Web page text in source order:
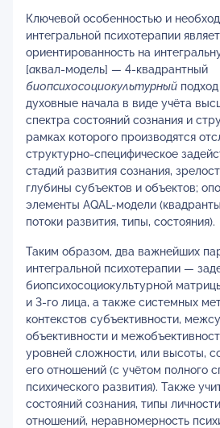
Ключевой особенностью и
интегральной психотерапии
ориентированность на
[аквал-модель] — 4-квадрантный
биопсихосоциокультурный
духовные начала в виде учёта
спектра состояний сознания и
рамках которого производятся
структурно-специфическое
стадий развития сознания,
глубины субъектов и объектов;
элементы AQAL-модели
потоки развития, типы, состояния).
Таким образом, два важнейших
интегральной психотерапии —
биопсихосоциокультурной
и 3-го лица, а также системных
контекстов субъективности,
объективности и
уровней сложности, или высоты,
его отношений (с учётом полного
психического развития). Также
состояний сознания, типы
отношений, неравномерность